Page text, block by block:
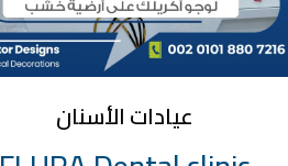
عيادات الأسنان